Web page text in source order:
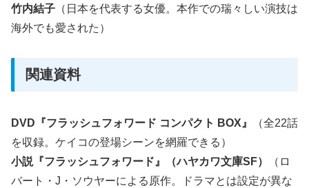
竹内結子 （日本を代表する女優。本作での瑞々しい演技は
海外でも愛された）
関連資料
DVD『フラッシュフォワード コンパクト BOX』
（全22話
を収録。ケイコの登場シーンを網羅できる）
小説『フラッシュフォワード』（ハヤカワ文庫SF）
（ロ
バート・J・ソウヤーによる原作。ドラマとは設定が異な